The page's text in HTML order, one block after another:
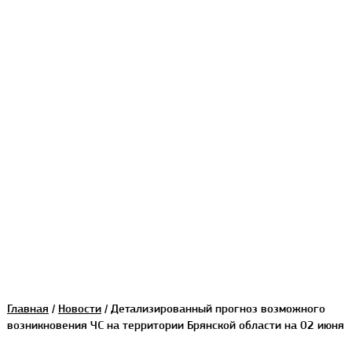
Главная / Новости/ Детализированный прогноз возможного
возникновения ЧС на территории Брянской области на 02 июня